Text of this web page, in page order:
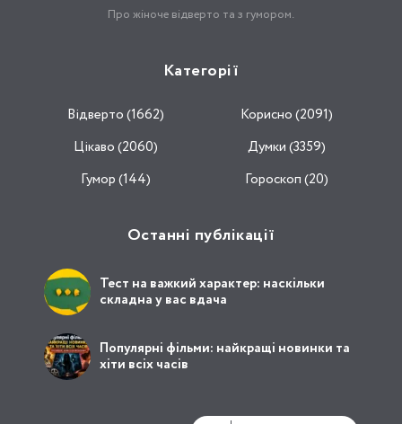
Про жіноче відверто та з гумором.
Категорії
Відвертo (1662)
Корисно (2091)
Цікаво (2060)
Думки (3359)
Гумор (144)
Гороскоп (20)
Останні публікації
Тест на важкий характер: наскільки
складна у вас вдача
Популярні фільми: найкращі новинки та
хіти всіх часів